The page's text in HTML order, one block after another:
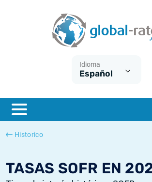
Idioma
Español
Historico
TASAS SOFR EN
ESTER
SONIA
¿Qué es la inflación IPC?
¿Qué es la inflación IPCA?
Inflación Español - IPC
Inflación Estadounidense
Euribor - histórico
SOFR - histórico
TONAR - histórico
Calculadora de inflación